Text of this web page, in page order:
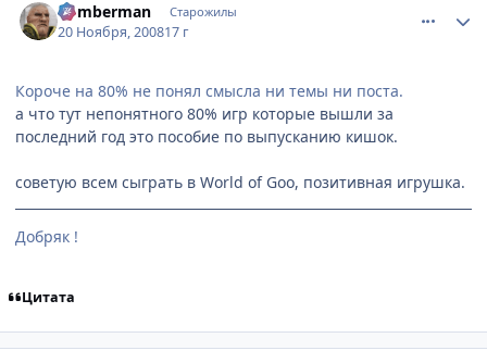
Bomberman Старожилы
20 Ноября, 200817 г
Короче на 80% не понял смысла ни темы ни поста.
а что тут непонятного 80% игр которые вышли за
последний год это пособие по выпусканию кишок.
советую всем сыграть в World of Goo, позитивная игрушка.
Добряк !
Цитата